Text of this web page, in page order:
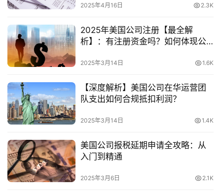
外
公
司
海
外
银
行
户
全
球
2025年4月16日 2.3K
2025年美国公司注册【最全解
析】：有注册资金吗？如何体现公
2025年3月14日 1.6K
【深度解析】美国公司在华运营团
队支出如何合规抵扣利润？
2025年3月14日 1.4K
美国公司报税延期申请全攻略：从
入门到精通
2025年3月6日 2.1K